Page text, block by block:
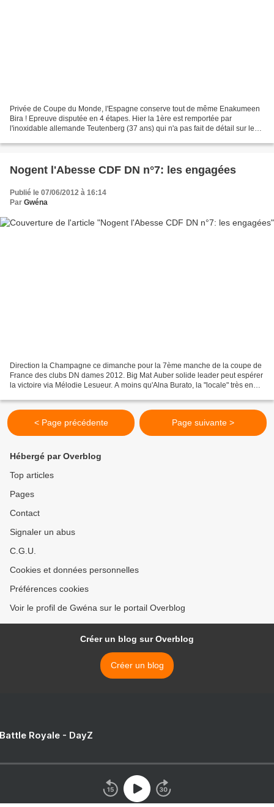
Privée de Coupe du Monde, l'Espagne conserve tout de même Enakumeen
Bira ! Epreuve disputée en 4 étapes. Hier la 1ère est remportée par
l'inoxidable allemande Teutenberg (37 ans) qui n'a pas fait de détail sur le
Nogent l'Abesse CDF DN n°7: les engagées
Publié le 07/06/2012 à 16:14
Par Gwéna
Direction la Champagne ce dimanche pour la 7ème manche de la coupe de
France des clubs DN dames 2012. Big Mat Auber solide leader peut espérer
la victoire via Mélodie Lesueur. A moins qu'Alna Burato, la "locale" très en
< Page précédente Page suivante >
Hébergé par Overblog
Top articles
Pages
Contact
Signaler un abus
C.G.U.
Cookies et données personnelles
Préférences cookies
Voir le profil de Gwéna sur le portail Overblog
Créer un blog sur Overblog
Créer un blog
Royale - DayZ